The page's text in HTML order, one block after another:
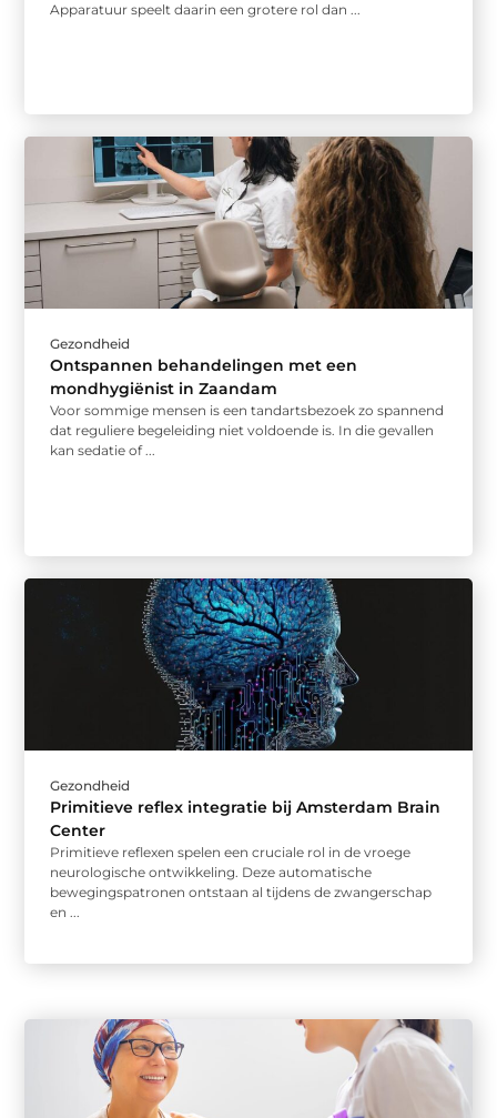
Apparatuur speelt daarin een grotere rol dan ...
Gezondheid
Ontspannen behandelingen met een
mondhygiënist in Zaandam
Voor sommige mensen is een tandartsbezoek zo spannend
dat reguliere begeleiding niet voldoende is. In die gevallen
kan sedatie of ...
Gezondheid
Primitieve reflex integratie bij Amsterdam Brain
Center
Primitieve reflexen spelen een cruciale rol in de vroege
neurologische ontwikkeling. Deze automatische
bewegingspatronen ontstaan al tijdens de zwangerschap
en ...